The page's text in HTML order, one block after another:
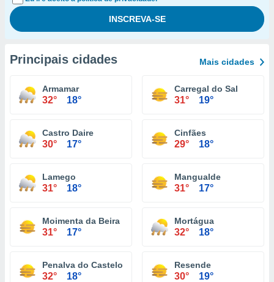
Principais cidades Mais cidades
Armamar
32° 18°
Carregal do Sal
31° 19°
Castro Daire
30° 17°
Cinfães
29° 18°
Lamego
31° 18°
Mangualde
31° 17°
Moimenta da Beira
31° 17°
Mortágua
32° 18°
Penalva do Castelo
32° 18°
Resende
30° 19°